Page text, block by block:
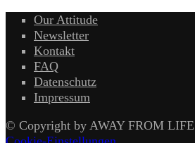
Our Attitude
Newsletter
Kontakt
FAQ
Datenschutz
Impressum
© Copyright by AWAY FROM LIFE